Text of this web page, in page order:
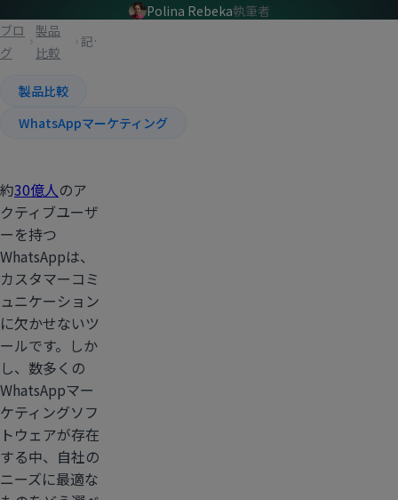
Polina Rebeka執筆者
ブロ
グ
製品
比較
記事
製品比較
WhatsAppマーケティング
約30億人 のア
クティブユーザ
ーを持つ
WhatsAppは、
カスタマーコミ
ュニケーション
に欠かせないツ
ールです。しか
し、数多くの
WhatsAppマー
ケティングソフ
トウェアが存在
する中、自社の
ニーズに最適な